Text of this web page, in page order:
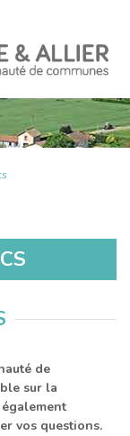
de
sur la
vos questions.